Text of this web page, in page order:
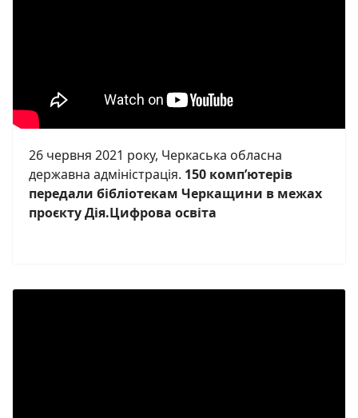
26 червня 2021 року, Черкаська обласна
державна адміністрація. 150 комп’ютерів
передали бібліотекам Черкащини в межах
проєкту Дія.Цифрова освіта